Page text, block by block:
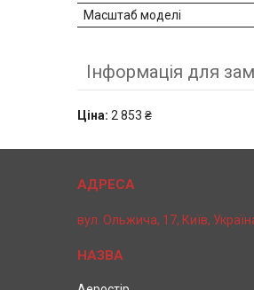
Масштаб моделі
Інформація для
Ціна: 2 853 ₴
вул. Ольжича, 17, Київ,